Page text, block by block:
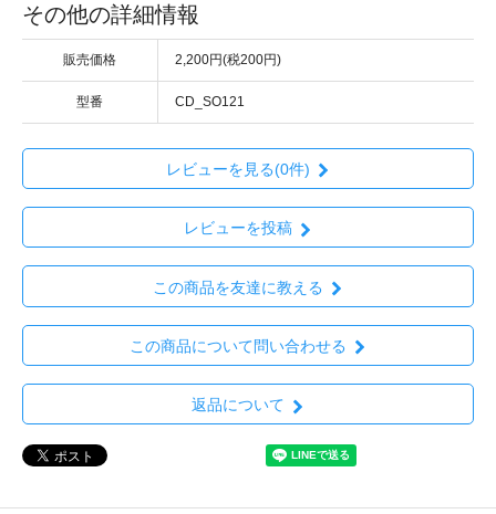
その他の詳細情報
販売価格 2,200円(税200円)
型番 CD_SO121
レビューを見る(0件)
レビューを投稿
この商品を友達に教える
この商品について問い合わせる
返品について